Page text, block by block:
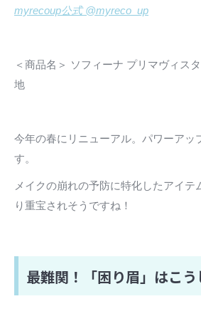
myrecoup公式 @myreco_up
＜商品名＞ ソフィーナ プリマヴィス
地
今年の春にリニューアル。パワーアッ
す。
メイクの崩れの予防に特化したアイテ
り重宝されそうですね！
最難関！「困り眉」はこう